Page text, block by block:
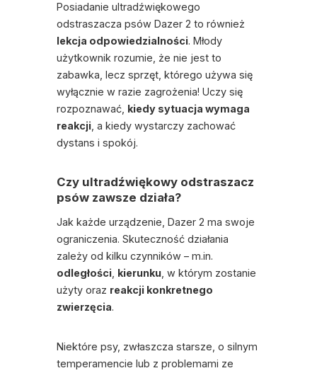
Posiadanie ultradźwiękowego
odstraszacza psów Dazer 2 to również
lekcja odpowiedzialności. Młody
użytkownik rozumie, że nie jest to
zabawka, lecz sprzęt, którego używa się
wyłącznie w razie zagrożenia! Uczy się
rozpoznawać, kiedy sytuacja wymaga
reakcji , a kiedy wystarczy zachować
dystans i spokój.
Czy ultradźwiękowy odstraszacz
psów zawsze działa?
Jak każde urządzenie, Dazer 2 ma swoje
ograniczenia. Skuteczność działania
zależy od kilku czynników – m.in.
odległości kierunku , w którym zostanie
użyty oraz reakcji konkretnego
zwierzęcia.
Niektóre psy, zwłaszcza starsze, o silnym
temperamencie lub z problemami ze